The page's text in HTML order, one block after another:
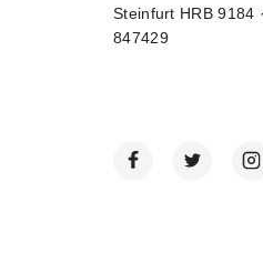
Steinfurt HRB 9184
847429